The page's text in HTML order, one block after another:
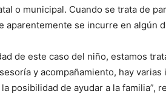
o municipal. Cuando se trata de
aparentemente se incurre en algún
de este caso del niño, estamos
y acompañamiento, hay
posibilidad de ayudar a la familia”,